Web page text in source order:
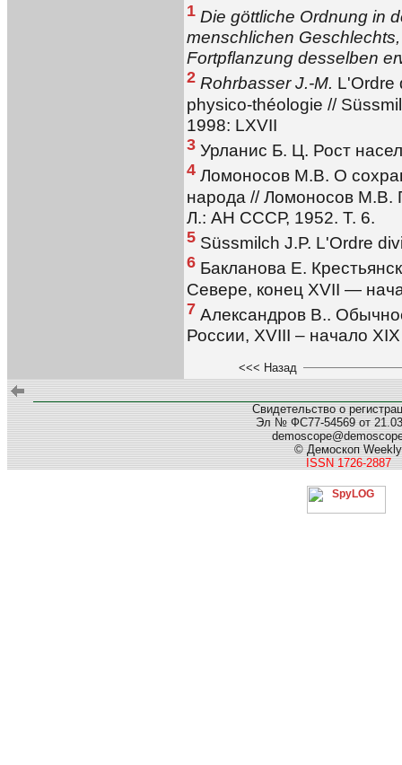
1 Die göttliche Ordnung in
menschlichen
Fortpflanzung desselben
2 Rohrbasser J.-M. L'Ordre
physico-théologie //
1998: LXVII
3 Урланис Б. Ц. Рост
4 Ломоносов М.В. О
народа // Ломоносов М.В.
Л.: АН СССР, 1952. Т. 6.
5 Süssmilch J.P. L'Ordre
6 Бакланова Е.
Севере, конец XVII —
7 Александров В..
России, XVIII – начало
<<< Назад
Свидетельство о
Эл № ФС77-54569 от
© Демоскоп Weekly
ISSN 1726-2887